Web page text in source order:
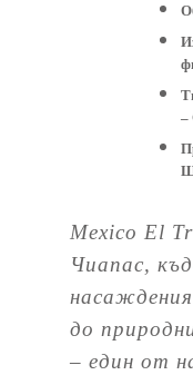
–
Mexico El
Чиапас,
до
– един от